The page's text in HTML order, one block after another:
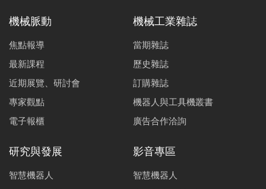
機械脈動
焦點報導
最新課程
近期展覽、研討會
專家觀點
電子報櫃
機械工業雜誌
當期雜誌
歷史雜誌
訂購雜誌
機器人與工具機叢書
廣告合作洽詢
研究與發展
智慧機器人
影音專區
智慧機器人